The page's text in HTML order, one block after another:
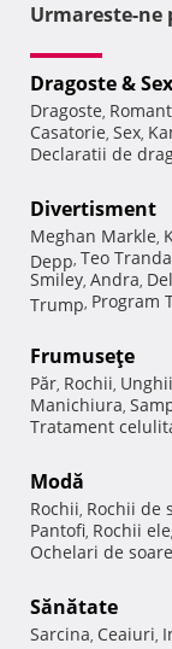
Urmareste-ne
Dragoste & Sex
Dragoste,
Casatorie, Sex,
Declaratii de
Divertisment
Meghan Markle,
Depp, Teo
Smiley, Andra,
Trump, Program
Frumuseţe
Păr, Rochii, Unghii
Manichiura,
Tratament
Modă
Rochii, Rochii de
Pantofi, Rochii
Ochelari de soare
Sănătate
Sarcina, Ceaiuri,